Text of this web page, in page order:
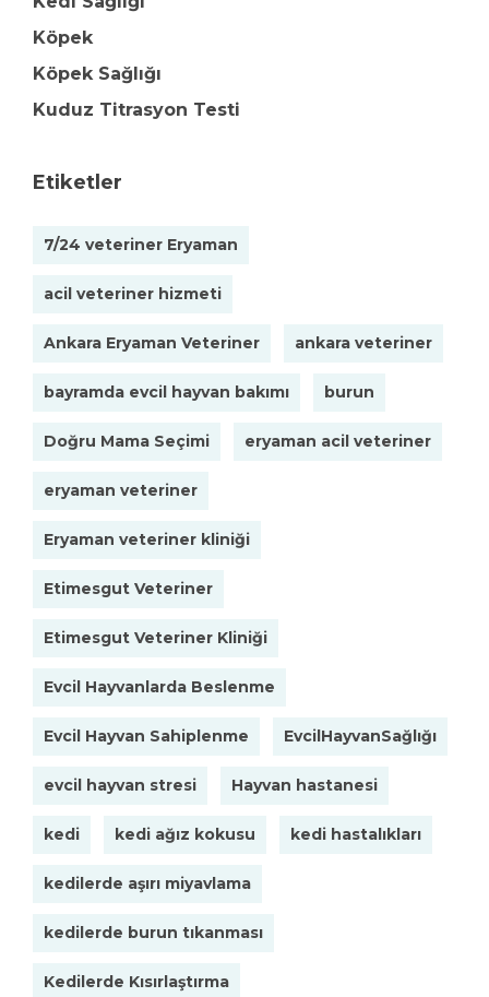
Köpek
Köpek Sağlığı
Kuduz Titrasyon Testi
Etiketler
7/24 veteriner Eryaman
acil veteriner hizmeti
Ankara Eryaman Veteriner ankara veteriner
bayramda evcil hayvan bakımı burun
Doğru Mama Seçimi eryaman acil veteriner
eryaman veteriner
Eryaman veteriner kliniği
Etimesgut Veteriner
Etimesgut Veteriner Kliniği
Evcil Hayvanlarda Beslenme
Evcil Hayvan Sahiplenme EvcilHayvanSağlığı
evcil hayvan stresi Hayvan hastanesi
kedi kedi ağız kokusu kedi hastalıkları
kedilerde aşırı miyavlama
kedilerde burun tıkanması
Kedilerde Kısırlaştırma